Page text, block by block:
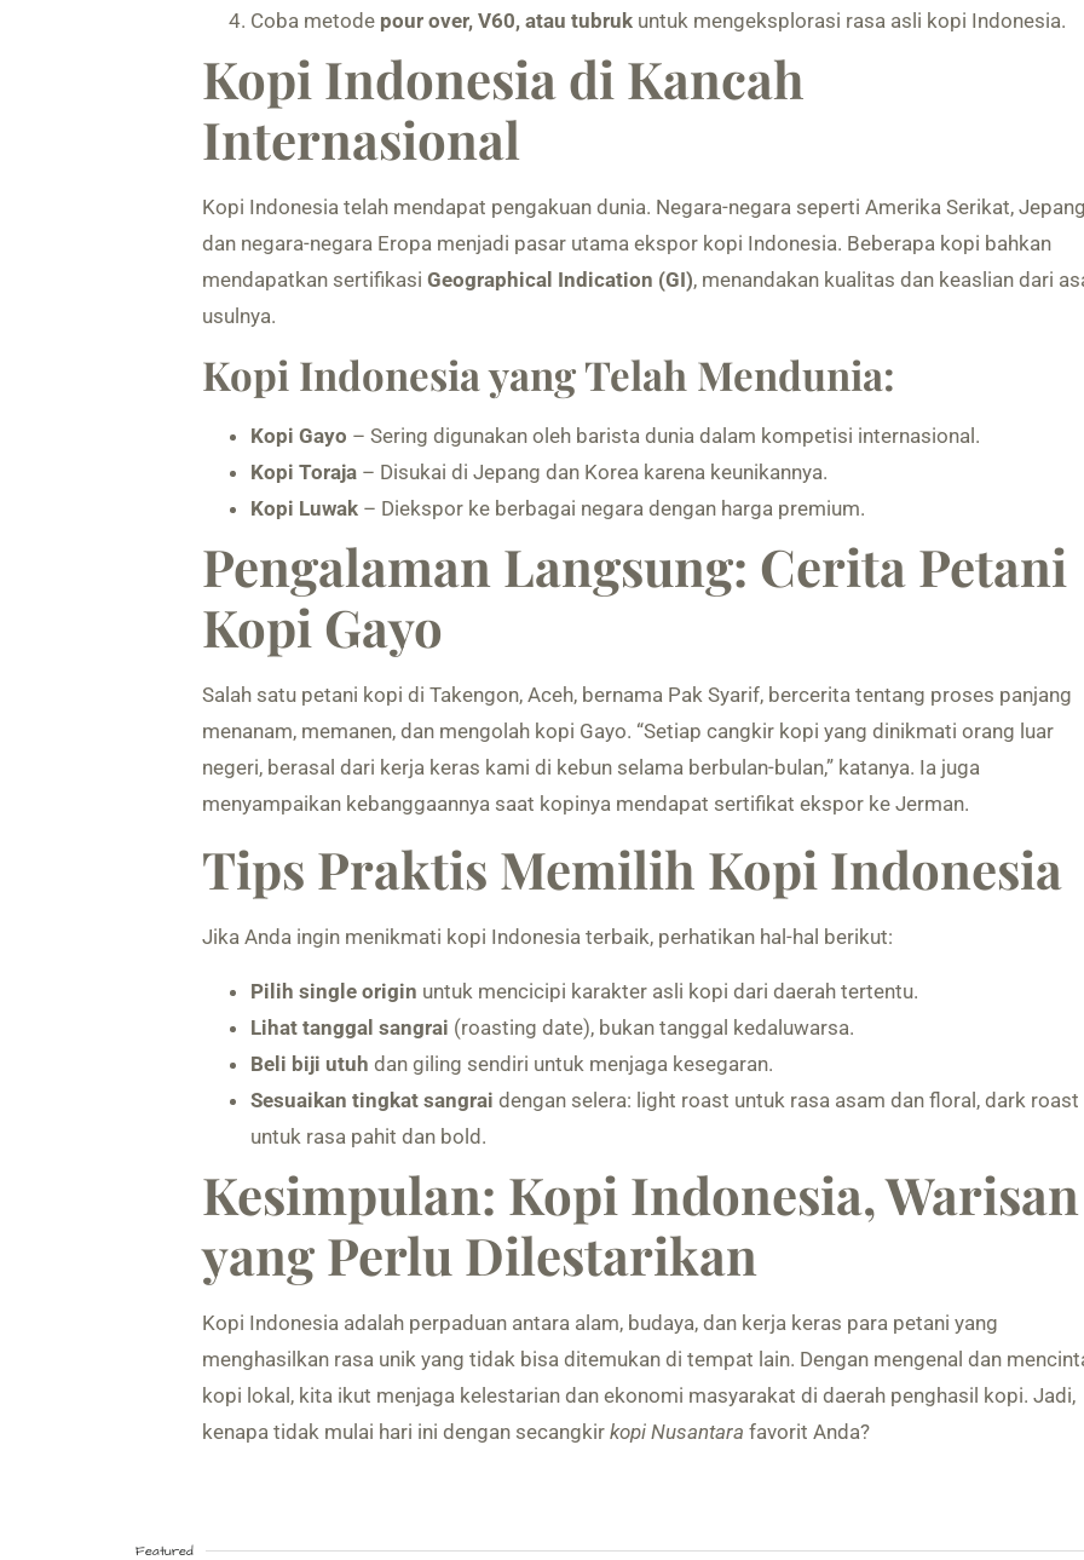
Coba metode pour over, V60, atau tubruk untuk mengeksplorasi rasa asli kopi Indonesia.
Kopi Indonesia di Kancah
Internasional
Kopi Indonesia telah mendapat pengakuan dunia. Negara-negara seperti Amerika Serikat,
dan negara-negara Eropa menjadi pasar utama ekspor kopi Indonesia. Beberapa kopi bahkan
mendapatkan sertifikasi Geographical Indication (GI), menandakan kualitas dan keaslian dari
usulnya.
Kopi Indonesia yang Telah Mendunia:
Kopi Gayo – Sering digunakan oleh barista dunia dalam kompetisi internasional.
Kopi Toraja – Disukai di Jepang dan Korea karena keunikannya.
Kopi Luwak – Diekspor ke berbagai negara dengan harga premium.
Pengalaman Langsung: Cerita Petani
Kopi Gayo
Salah satu petani kopi di Takengon, Aceh, bernama Pak Syarif, bercerita tentang proses panjang
menanam, memanen, dan mengolah kopi Gayo. “Setiap cangkir kopi yang dinikmati orang luar
negeri, berasal dari kerja keras kami di kebun selama berbulan-bulan,” katanya. Ia juga
menyampaikan kebanggaannya saat kopinya mendapat sertifikat ekspor ke Jerman.
Tips Praktis Memilih Kopi Indonesia
Jika Anda ingin menikmati kopi Indonesia terbaik, perhatikan hal-hal berikut:
Pilih single origin untuk mencicipi karakter asli kopi dari daerah tertentu.
Lihat tanggal sangrai (roasting date), bukan tanggal kedaluwarsa.
Beli biji utuh dan giling sendiri untuk menjaga kesegaran.
Sesuaikan tingkat sangrai dengan selera: light roast untuk rasa asam dan floral, dark roast
untuk rasa pahit dan bold.
Kesimpulan: Kopi Indonesia, Warisan
yang Perlu Dilestarikan
Kopi Indonesia adalah perpaduan antara alam, budaya, dan kerja keras para petani yang
menghasilkan rasa unik yang tidak bisa ditemukan di tempat lain. Dengan mengenal dan
kopi lokal, kita ikut menjaga kelestarian dan ekonomi masyarakat di daerah penghasil kopi. Jadi,
kenapa tidak mulai hari ini dengan secangkir kopi Nusantara favorit Anda?
Featured